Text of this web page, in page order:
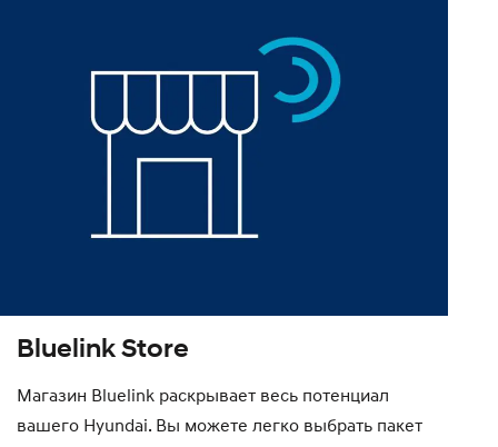
Bluelink Store
Магазин Bluelink раскрывает весь потенциал
вашего Hyundai. Вы можете легко выбрать пакет